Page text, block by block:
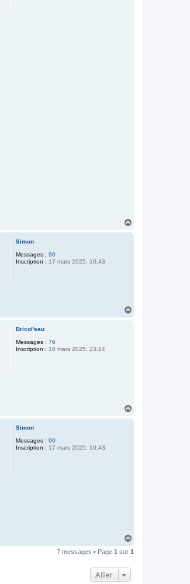
Simon
Messages : 90
Inscription : 17 mars 2025, 10:43
Bricol'eau
Messages : 76
Inscription : 16 mars 2025, 23:14
Simon
Messages : 90
Inscription : 17 mars 2025, 10:43
u
7 messages • Page 1 sur 1
Aller